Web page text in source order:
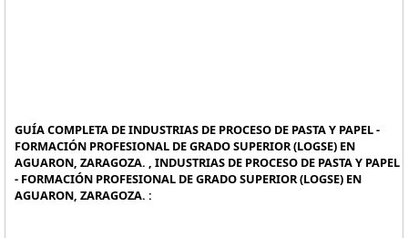
GUÍA COMPLETA DE INDUSTRIAS DE PROCESO DE PASTA Y PAPEL -
FORMACIÓN PROFESIONAL DE GRADO SUPERIOR (LOGSE) EN
AGUARON, ZARAGOZA. , INDUSTRIAS DE PROCESO DE PASTA Y PAPEL
- FORMACIÓN PROFESIONAL DE GRADO SUPERIOR (LOGSE) EN
AGUARON, ZARAGOZA. :